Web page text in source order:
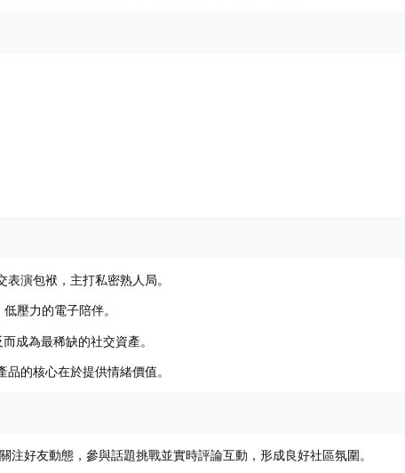
演包袱，主打私密熟人局。
壓力的電子陪伴。
成為最稀缺的社交資產。
的核心在於提供情緒價值。
注好友動態，參與話題挑戰並實時評論互動，形成良好社區氛圍。